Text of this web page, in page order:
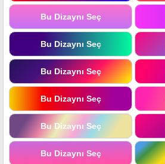
Bu Dizaynı Seç
Bu Dizaynı Seç
Bu Dizaynı Seç
Bu Dizaynı Seç
Bu Dizaynı Seç
Bu Dizaynı Seç